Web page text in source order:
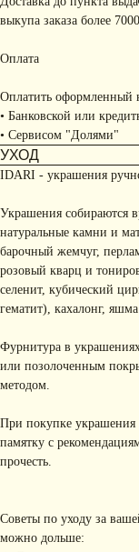
выкупа заказа более
Оплата
Оплатить оформленный
• Банковской или
• Сервисом "Долями"
УХОД
IDARI - украшения
Украшения собираются
натуральные камни и
барочный жемчуг,
розовый кварц и
селенит, кубический
гематит), кахалонг,
Фурнитура в
или позолоченным
методом.
При покупке украшения
памятку с
прочесть.
Советы по уходу за
можно дольше: